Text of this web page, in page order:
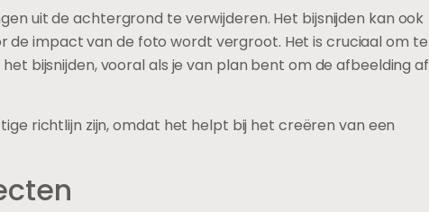
uit de achtergrond te verwijderen. Het bijsnijden kan ook
impact van de foto wordt vergroot. Het is cruciaal om te
bijsnijden, vooral als je van plan bent om de afbeelding af
richtlijn zijn, omdat het helpt bij het creëren van een